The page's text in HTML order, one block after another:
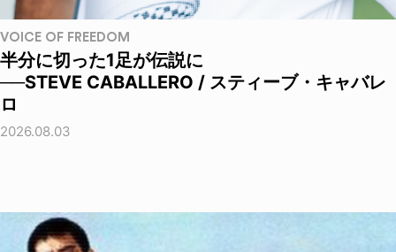
VOICE OF FREEDOM
半分に切った1足が伝説に
──STEVE CABALLERO / スティーブ・キャバレ
ロ
2026.08.03